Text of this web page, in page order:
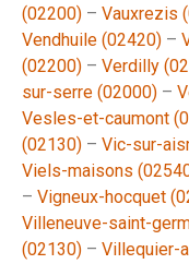
(02200) – Vauxrezis
Vendhuile (02420) –
(02200) – Verdilly
sur-serre (02000) –
Vesles-et-caumont
(02130) – Vic-sur-
Viels-maisons
– Vigneux-hocquet
Villeneuve-saint-
(02130) – Villequier-